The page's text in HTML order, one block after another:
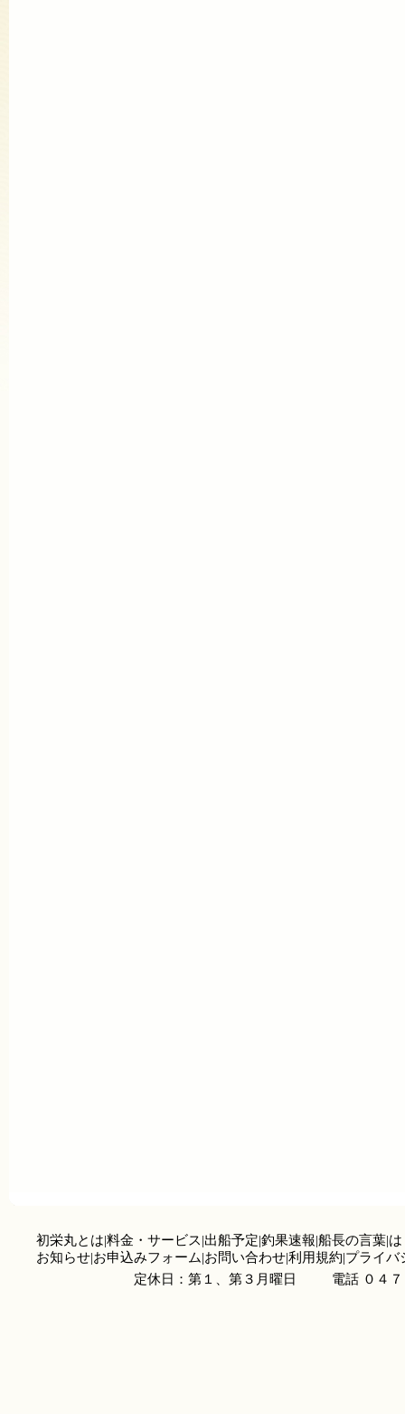
初栄丸とは|料金・サービス|出船予定|釣果速報|船長の言葉|
お知らせ|お申込みフォーム|お問い合わせ|利用規約|プライバ
定休日：第１、第３月曜日
電話 ０４